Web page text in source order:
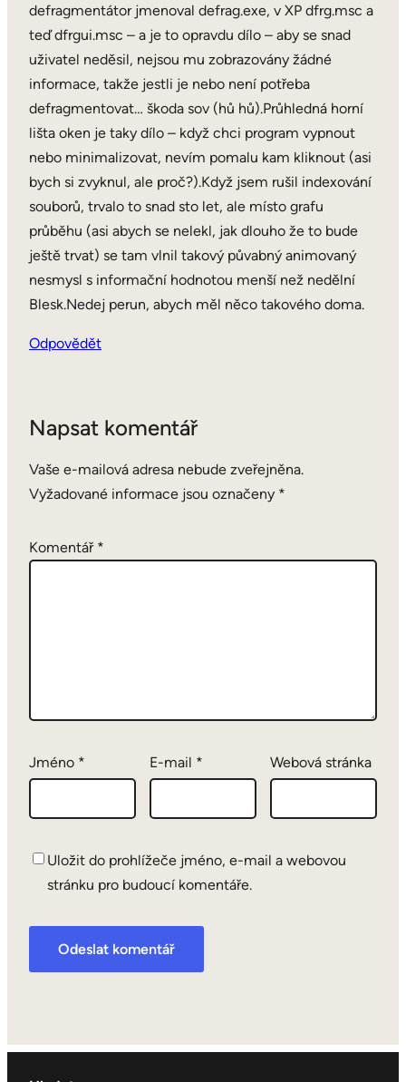
defragmentátor jmenoval defrag.exe, v XP dfrg.msc a
teď dfrgui.msc – a je to opravdu dílo – aby se snad
uživatel neděsil, nejsou mu zobrazovány žádné
informace, takže jestli je nebo není potřeba
defragmentovat… škoda sov (hů hů).Průhledná horní
lišta oken je taky dílo – když chci program vypnout
nebo minimalizovat, nevím pomalu kam kliknout (asi
bych si zvyknul, ale proč?).Když jsem rušil indexování
souborů, trvalo to snad sto let, ale místo grafu
průběhu (asi abych se nelekl, jak dlouho že to bude
ještě trvat) se tam vlnil takový půvabný animovaný
nesmysl s informační hodnotou menší než nedělní
Blesk.Nedej perun, abych měl něco takového doma.
Odpovědět
Napsat komentář
Vaše e-mailová adresa nebude zveřejněna.
Vyžadované informace jsou označeny *
Komentář *
Jméno * E-mail * Webová stránka
Uložit do prohlížeče jméno, e-mail a webovou
stránku pro budoucí komentáře.